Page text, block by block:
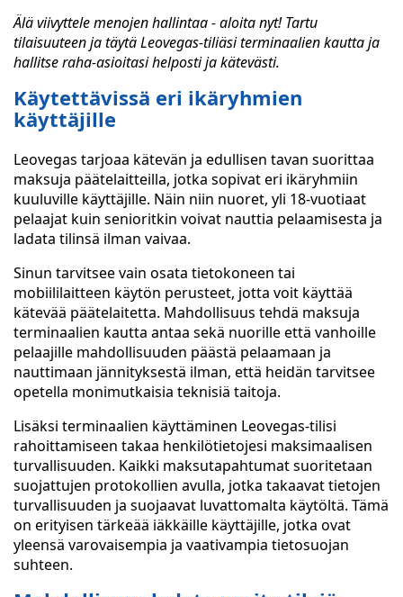
Älä viivyttele menojen hallintaa - aloita nyt! Tartu
tilaisuuteen ja täytä Leovegas-tiliäsi terminaalien kautta ja
hallitse raha-asioitasi helposti ja kätevästi.
Käytettävissä eri ikäryhmien
käyttäjille
Leovegas tarjoaa kätevän ja edullisen tavan suorittaa
maksuja päätelaitteilla, jotka sopivat eri ikäryhmiin
kuuluville käyttäjille. Näin niin nuoret, yli 18-vuotiaat
pelaajat kuin senioritkin voivat nauttia pelaamisesta ja
ladata tilinsä ilman vaivaa.
Sinun tarvitsee vain osata tietokoneen tai
mobiililaitteen käytön perusteet, jotta voit käyttää
kätevää päätelaitetta. Mahdollisuus tehdä maksuja
terminaalien kautta antaa sekä nuorille että vanhoille
pelaajille mahdollisuuden päästä pelaamaan ja
nauttimaan jännityksestä ilman, että heidän tarvitsee
opetella monimutkaisia teknisiä taitoja.
Lisäksi terminaalien käyttäminen Leovegas-tilisi
rahoittamiseen takaa henkilötietojesi maksimaalisen
turvallisuuden. Kaikki maksutapahtumat suoritetaan
suojattujen protokollien avulla, jotka takaavat tietojen
turvallisuuden ja suojaavat luvattomalta käytöltä. Tämä
on erityisen tärkeää iäkkäille käyttäjille, jotka ovat
yleensä varovaisempia ja vaativampia tietosuojan
suhteen.